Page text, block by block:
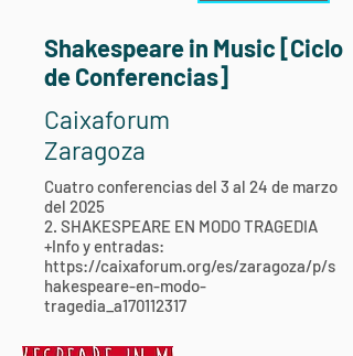
Shakespeare in Music [Ciclo
de Conferencias]
Caixaforum
Zaragoza
Cuatro conferencias del 3 al 24 de marzo
del 2025
2. SHAKESPEARE EN MODO TRAGEDIA
+Info y entradas:
https://caixaforum.org/es/zaragoza/p/s
hakespeare-en-modo-
tragedia_a170112317